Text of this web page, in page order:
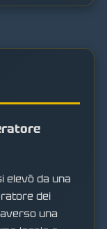
elevò da una
dei
una